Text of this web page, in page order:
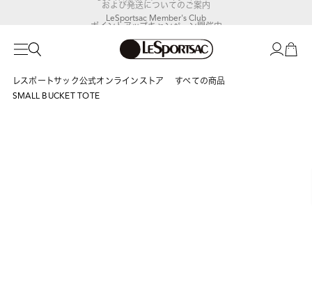
LeSportsac Member's Club
ポイントアップキャンペーン開催中
レスポートサック公式オンラインストア
すべての商品
SMALL BUCKET TOTE